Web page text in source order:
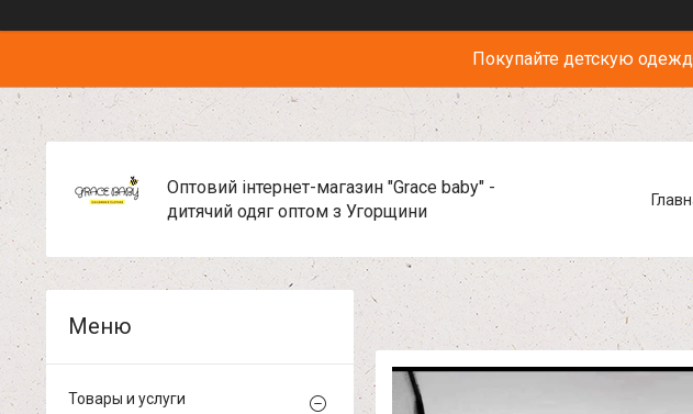
Покупайте детскую
Оптовий інтернет-магазин "Grace baby" -
дитячий одяг оптом з Угорщини
Товары и услуги